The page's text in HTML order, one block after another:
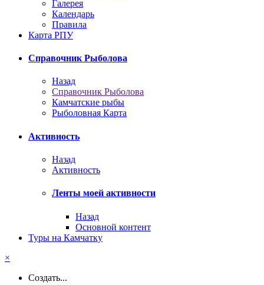
Галерея
Календарь
Правила
Карта РПУ
Справочник Рыболова
Назад
Справочник Рыболова
Камчатские рыбы
Рыболовная Карта
Активность
Назад
Активность
Ленты моей активности
Назад
Основной контент
Туры на Камчатку
×
Создать...